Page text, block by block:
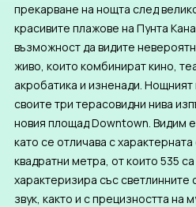
прекарване на нощта след
красивите плажове на Пунта
възможност да видите
живо, които комбинират кино,
акробатика и изненади. Нощният
своите три терасовидни нива
новия площад Downtown. Видим
като се отличава с
квадратни метра, от които 535
характеризира със
звук, както и с прецизността на